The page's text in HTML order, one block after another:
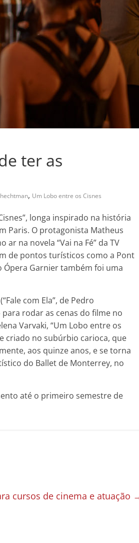
ter as
, Um Lobo entre os Cisnes
, longa inspirado na história
Paris. O protagonista Matheus
ar na novela “Vai na Fé” da TV
de pontos turísticos como a Pont
Ópera Garnier também foi uma
com Ela”, de Pedro
rodar as cenas do filme no
Varvaki, “Um Lobo entre os
criado no subúrbio carioca, que
aos quinze anos, e se torna
do Ballet de Monterrey, no
até o primeiro semestre de
cursos de cinema e atuação